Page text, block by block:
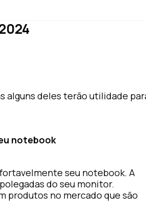
alguns deles terão utilidade
notebook
seu notebook. A
do seu monitor.
produtos no mercado que são